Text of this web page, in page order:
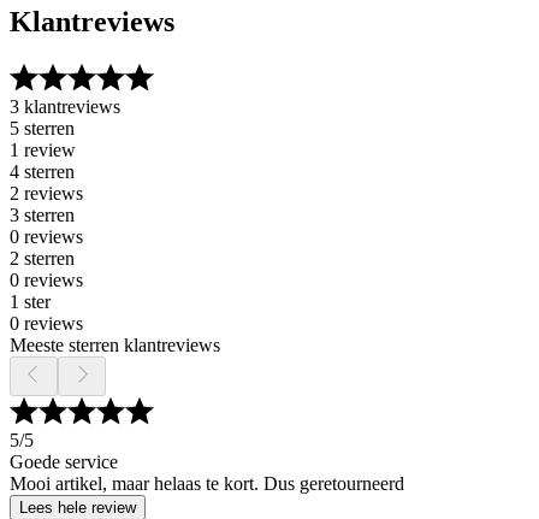
Klantreviews
3 klantreviews
5 sterren
1 review
4 sterren
2 reviews
3 sterren
0 reviews
2 sterren
0 reviews
1 ster
0 reviews
Meeste sterren klantreviews
5/5
Goede service
Mooi artikel, maar helaas te kort. Dus geretourneerd
Lees hele review